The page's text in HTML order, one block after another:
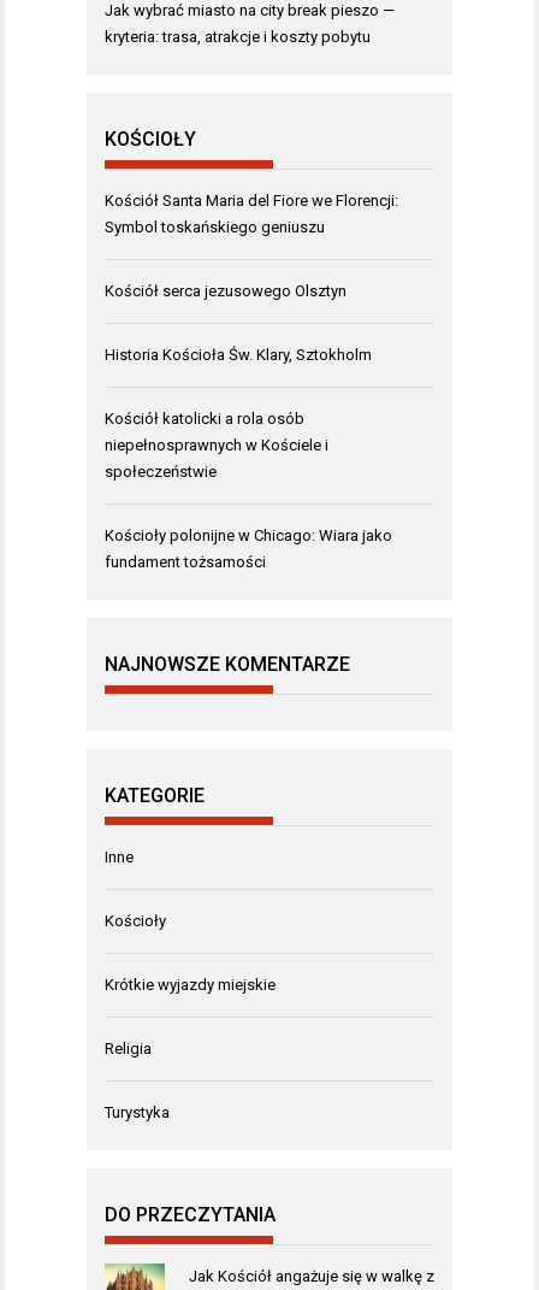
Jak wybrać miasto na city break pieszo —
kryteria: trasa, atrakcje i koszty pobytu
KOŚCIOŁY
Kościół Santa Maria del Fiore we Florencji:
Symbol toskańskiego geniuszu
Kościół serca jezusowego Olsztyn
Historia Kościoła Św. Klary, Sztokholm
Kościół katolicki a rola osób
niepełnosprawnych w Kościele i
społeczeństwie
Kościoły polonijne w Chicago: Wiara jako
fundament tożsamości
NAJNOWSZE KOMENTARZE
KATEGORIE
Inne
Kościoły
Krótkie wyjazdy miejskie
Religia
Turystyka
DO PRZECZYTANIA
Jak Kościół angażuje się w walkę z